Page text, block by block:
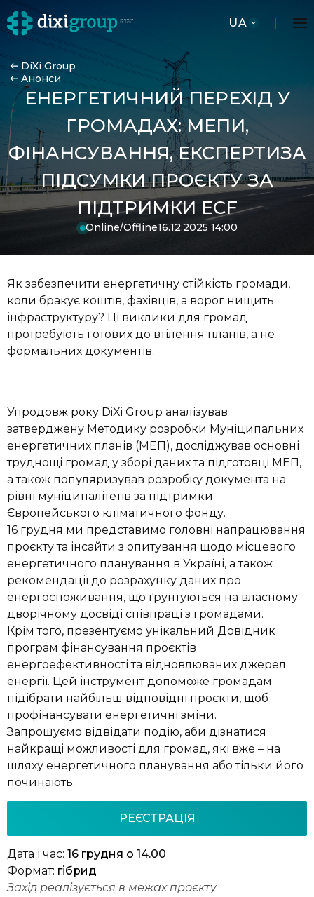
UA
DiXi Group
Aнонси
ЕНЕРГЕТИЧНИЙ ПЕРЕХІД У
ГРОМАДАХ: МЕПИ,
ФІНАНСУВАННЯ, ЕКСПЕРТИЗА
ПІДСУМКИ ПРОЄКТУ ЗА
ПІДТРИМКИ ECF
Online/Offline16.12.2025 14:00
Як забезпечити енергетичну стійкість громади,
коли бракує коштів, фахівців, а ворог нищить
інфраструктуру? Ці виклики для громад
протребують готових до втілення планів, а не
формальних документів.
Упродовж року DiXi Group аналізував
затверджену Методику розробки Муніципальних
енергетичних планів (МЕП), досліджував основні
труднощі громад у зборі даних та підготовці МЕП,
а також популяризував розробку документа на
рівні муніципалітетів за підтримки
Європейського кліматичного фонду.
16 грудня ми представимо головні напрацювання
проєкту та інсайти з опитування щодо місцевого
енергетичного планування в Україні, а також
рекомендації до розрахунку даних про
енергоспоживання, що ґрунтуються на власному
дворічному досвіді співпраці з громадами.
Крім того, презентуємо унікальний Довідник
програм фінансування проєктів
енергоефективності та відновлюваних джерел
енергії. Цей інструмент допоможе громадам
підібрати найбільш відповідні проєкти, щоб
профінансувати енергетичні зміни.
Запрошуємо відвідати подію, аби дізнатися
найкращі можливості для громад, які вже – на
шляху енергетичного планування або тільки його
починають.
РЕЄСТРАЦІЯ
Дата і час: 16 грудня о 14.00
Формат: гібрид
Захід реалізується в межах проєкту